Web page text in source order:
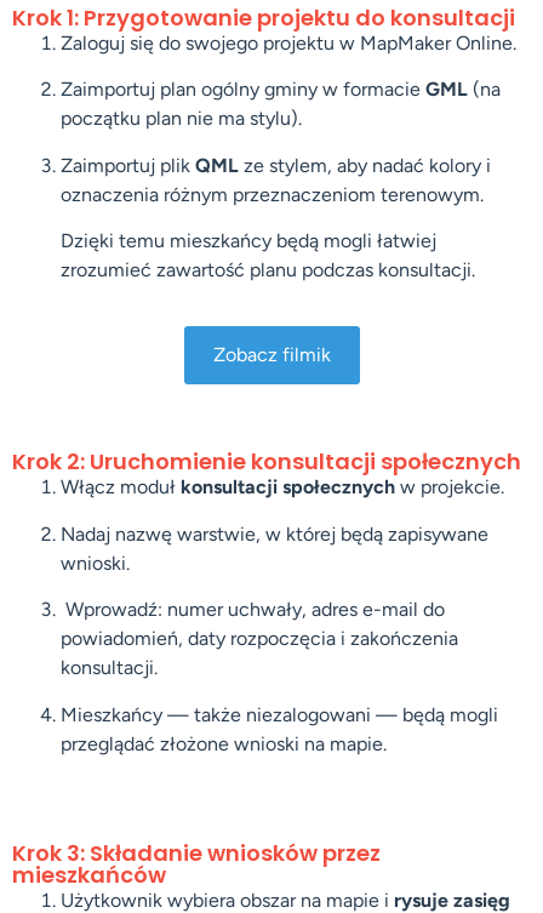
Krok 1: Przygotowanie projektu do konsultacji
Zaloguj się do swojego projektu w MapMaker Online.
Zaimportuj plan ogólny gminy w formacie GML (na
początku plan nie ma stylu).
Zaimportuj plik QML ze stylem, aby nadać kolory i
oznaczenia różnym przeznaczeniom terenowym.
Dzięki temu mieszkańcy będą mogli łatwiej
zrozumieć zawartość planu podczas konsultacji.
Zobacz filmik
Krok 2: Uruchomienie konsultacji społecznych
Włącz moduł konsultacji społecznych w projekcie.
Nadaj nazwę warstwie, w której będą zapisywane
wnioski.
Wprowadź: numer uchwały, adres e-mail do
powiadomień, daty rozpoczęcia i zakończenia
konsultacji.
Mieszkańcy — także niezalogowani — będą mogli
przeglądać złożone wnioski na mapie.
Krok 3: Składanie wniosków przez
mieszkańców
Użytkownik wybiera obszar na mapie i rysuje zasięg